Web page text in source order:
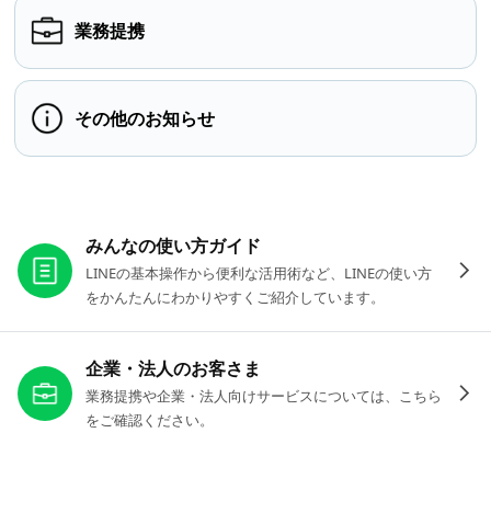
業務提携
その他のお知らせ
みんなの使い方ガイド
LINEの基本操作から便利な活用術など、LINEの使い方
をかんたんにわかりやすくご紹介しています。
企業・法人のお客さま
業務提携や企業・法人向けサービスについては、こちら
をご確認ください。